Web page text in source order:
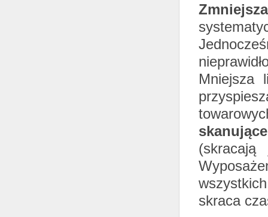
Mniejsza
skraca